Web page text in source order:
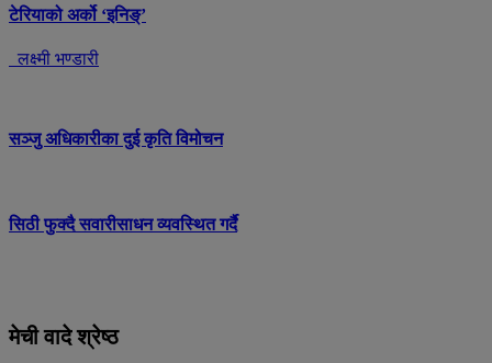
टेरियाको अर्को ‘इनिङ्’
लक्ष्मी भण्डारी
सञ्जु अधिकारीका दुई कृति विमोचन
सिठी फुक्दै सवारीसाधन व्यवस्थित गर्दै
मेची वादे श्रेष्ठ